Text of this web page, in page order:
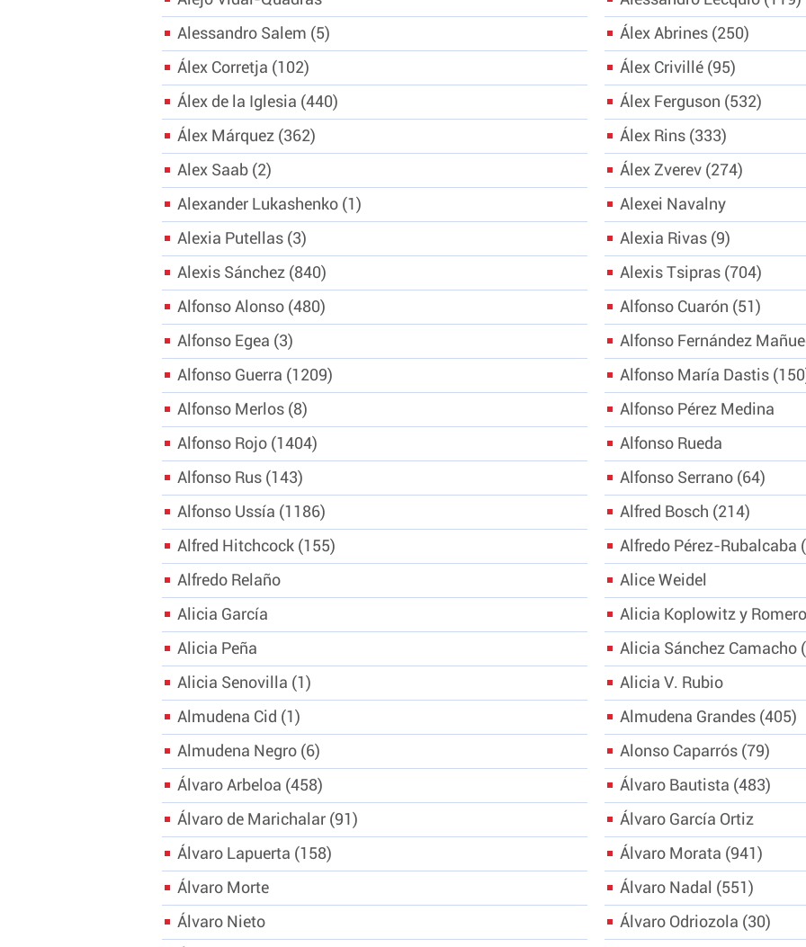
Alessandro Salem
5 Álex Abrines 250
Álex Corretja
102 Álex Crivillé 95
Álex de la Iglesia 440 Álex Ferguson
532
Álex Márquez 362 Álex Rins 333
Alex Saab 2 Álex Zverev 274
Alexander Lukashenko 1
Alexei Navalny
Alexia Putellas 3 Alexia Rivas 9
Alexis Sánchez 840 Alexis Tsipras 704
Alfonso Alonso 480 Alfonso Cuarón
51
Alfonso Egea
3
Alfonso Fernández
Alfonso Guerra
1209 Alfonso María Dastis 150
Alfonso Merlos 8
Alfonso Pérez Medina
Alfonso Rojo 1404
Alfonso Rueda
Alfonso Rus 143 Alfonso Serrano 64
Alfonso Ussía
1186 Alfred Bosch
214
Alfred Hitchcock 155 Alfredo Pérez-Rubalcaba
Alfredo Relaño
Alice Weidel
Alicia García
Alicia Koplowitz y
Alicia Peña
Alicia Sánchez Camacho
Alicia Senovilla
1
Alicia V. Rubio
Almudena Cid
1 Almudena Grandes 405
Almudena Negro 6 Alonso Caparrós 79
Álvaro Arbeloa 458 Álvaro Bautista 483
Álvaro de Marichalar 91
Álvaro García Ortiz
Álvaro Lapuerta
158 Álvaro Morata 941
Álvaro Morte
Álvaro Nadal
551
Álvaro Nieto
Álvaro Odriozola
30